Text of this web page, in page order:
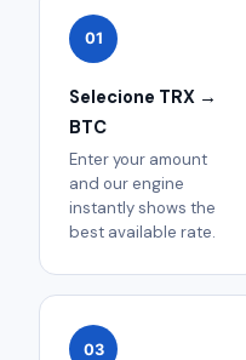
01
Selecione TRX →
BTC
Enter your amount
and our engine
instantly shows the
best available rate.
03